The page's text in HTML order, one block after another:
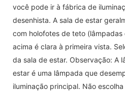
você pode ir à fábrica de
desenhista. A sala de estar
com holofotes de teto (lâmpadas
acima é clara à primeira vista.
da sala de estar. Observação: A
estar é uma lâmpada que
iluminação principal. Não